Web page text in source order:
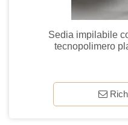
Sedia impilabile
tecnopolimero